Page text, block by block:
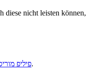
diese nicht leisten
פיליפ